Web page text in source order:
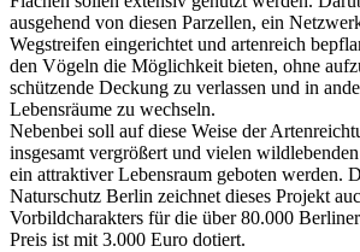
ausgehend von diesen Parzellen, ein
Wegstreifen eingerichtet und artenreich
den Vögeln die Möglichkeit bieten, ohne
schützende Deckung zu verlassen und in
Lebensräume zu wechseln.
Nebenbei soll auf diese Weise der
insgesamt vergrößert und vielen
ein attraktiver Lebensraum geboten werden.
Naturschutz Berlin zeichnet dieses Projekt
Vorbildcharakters für die über 80.000
Preis ist mit 3.000 Euro dotiert.